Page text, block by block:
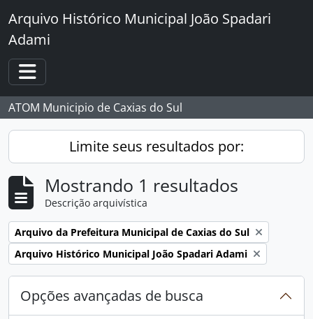
Skip to main content
Arquivo Histórico Municipal João Spadari
Adami
Toggle navigation
ATOM Municipio de Caxias do Sul
Limite seus resultados por:
Mostrando 1 resultados
Descrição arquivística
Remover filtro:
Arquivo da Prefeitura Municipal de Caxias do Sul
Remover filtro:
Arquivo Histórico Municipal João Spadari Adami
Opções avançadas de busca